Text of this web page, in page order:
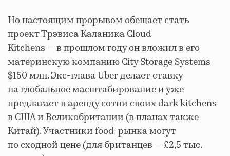
Но настоящим прорывом обещает стать
проект Трэвиса Каланика Cloud
Kitchens — в прошлом году он вложил в его
материнскую компанию City Storage Systems
$150 млн. Экс-глава Uber делает ставку
на глобальное масштабирование и уже
предлагает в аренду сотни своих dark kitchens
в США и Великобритании (в планах также
Китай). Участники food-рынка могут
по сходной цене (для британцев — £2,5 тыс.